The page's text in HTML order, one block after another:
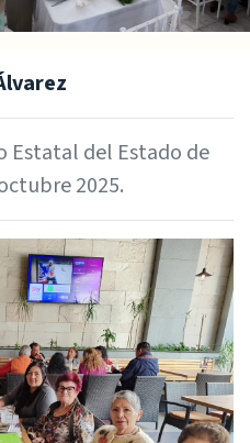
Estatal del Estado de
2025.